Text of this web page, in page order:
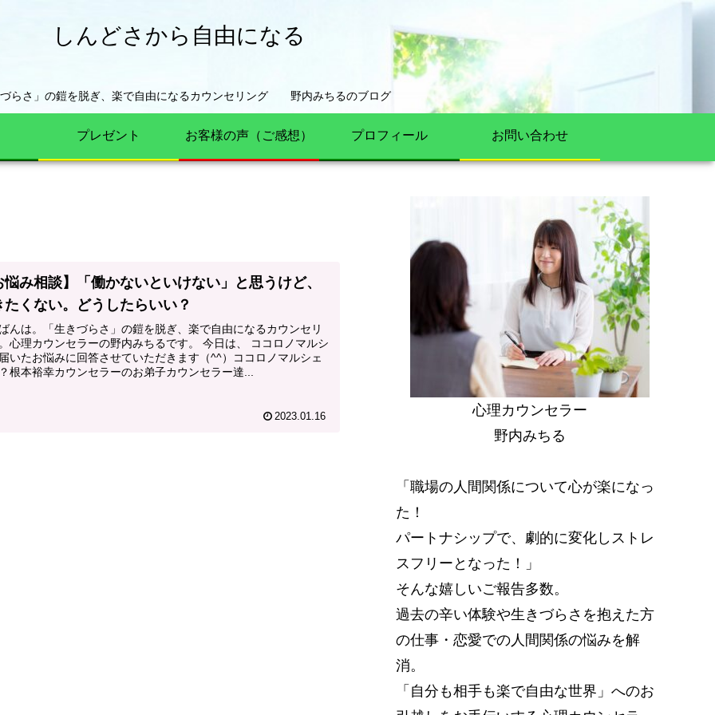
しんどさから自由になる
らさ」の鎧を脱ぎ、楽で自由になるカウンセリング 野内みちるのブログ
プレゼント お客様の声（ご感想） プロフィール お問い合わせ
悩み相談】「働かないといけない」と思うけど、
たくない。どうしたらいい？
んは。「生きづらさ」の鎧を脱ぎ、楽で自由になるカウンセリ
心理カウンセラーの野内みちるです。 今日は、 ココロノマルシ
いたお悩みに回答させていただきます（^^）ココロノマルシェ
根本裕幸カウンセラーのお弟子カウンセラー達...
2023.01.16
心理カウンセラー
野内みちる
「職場の人間関係について心が楽になっ
た！
パートナシップで、劇的に変化しストレ
スフリーとなった！」
そんな嬉しいご報告多数。
過去の辛い体験や生きづらさを抱えた方
の仕事・恋愛での人間関係の悩みを解
消。
「自分も相手も楽で自由な世界」へのお